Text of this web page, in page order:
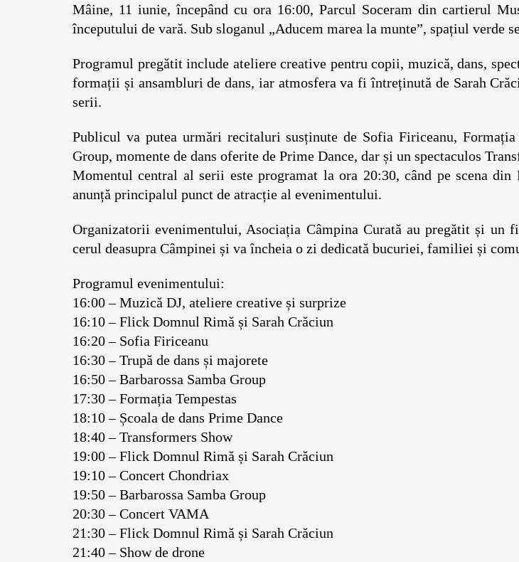
Mâine, 11 iunie, începând cu ora 16:00, Parcul Soceram din cartierul
începutului de vară. Sub sloganul „Aducem marea la munte”, spațiul
Programul pregătit include ateliere creative pentru copii, muzică, dans,
formații și ansambluri de dans, iar atmosfera va fi întreținută de Sarah
serii.
Publicul va putea urmări recitaluri susținute de Sofia Firiceanu, Formația
Group, momente de dans oferite de Prime Dance, dar și un spectaculos
Momentul central al serii este programat la ora 20:30, când pe scena
anunță principalul punct de atracție al evenimentului.
Organizatorii evenimentului, Asociația Câmpina Curată au pregătit și un
cerul deasupra Câmpinei și va încheia o zi dedicată bucuriei, familiei și
Programul evenimentului:
16:00 – Muzică DJ, ateliere creative și surprize
16:10 – Flick Domnul Rimă și Sarah Crăciun
16:20 – Sofia Firiceanu
16:30 – Trupă de dans și majorete
16:50 – Barbarossa Samba Group
17:30 – Formația Tempestas
18:10 – Școala de dans Prime Dance
18:40 – Transformers Show
19:00 – Flick Domnul Rimă și Sarah Crăciun
19:10 – Concert Chondriax
19:50 – Barbarossa Samba Group
20:30 – Concert VAMA
21:30 – Flick Domnul Rimă și Sarah Crăciun
21:40 – Show de drone